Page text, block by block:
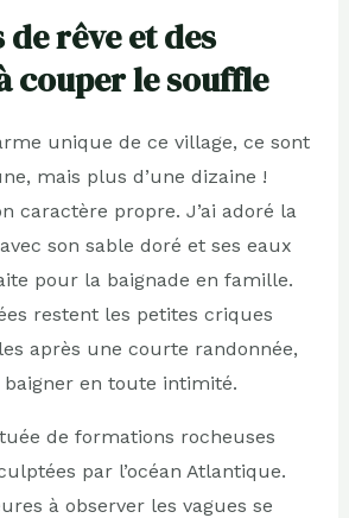
de rêve et des
couper le souffle
unique de ce village, ce sont
mais plus d’une dizaine !
caractère propre. J’ai adoré la
son sable doré et ses eaux
pour la baignade en famille.
restent les petites criques
après une courte randonnée,
en toute intimité.
de formations rocheuses
par l’océan Atlantique.
à observer les vagues se